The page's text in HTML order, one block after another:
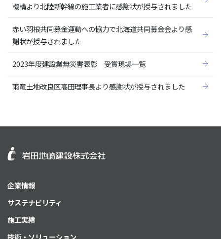
機構より北陸新幹線の施工業者に感謝状が授与されました
赤い羽根共同募金運動への協力で北海道共同募金会より感
謝状が授与されました
2023年度建設業無災害表彰 受賞現場一覧
雨竜土地改良区高田理事長より感謝状が授与されました
企業情報
サステナビリティ
施工実績
技術・ソリューション